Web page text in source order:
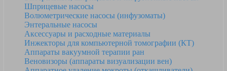
Шприцевые насосы
Волюметрические насосы (инфузоматы)
Энтеральные насосы
Аксессуары и расходные материалы
Инжекторы для компьютерной томографии (КТ)
Аппараты вакуумной терапии ран
Веновизоры (аппараты визуализации вен)